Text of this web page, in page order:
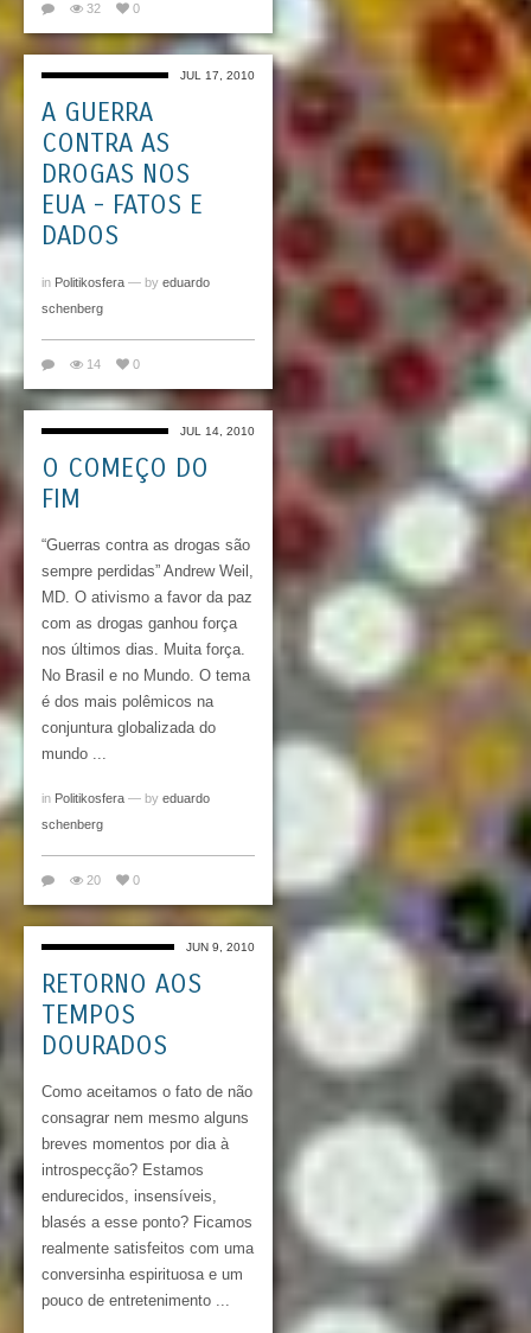
32 0
JUL 17, 2010
A GUERRA
CONTRA AS
DROGAS NOS
EUA - FATOS E
DADOS
in Politikosfera — by eduardo
schenberg
14 0
JUL 14, 2010
O COMEÇO DO
FIM
“Guerras contra as drogas são
sempre perdidas” Andrew Weil,
MD. O ativismo a favor da paz
com as drogas ganhou força
nos últimos dias. Muita força.
No Brasil e no Mundo. O tema
é dos mais polêmicos na
conjuntura globalizada do
mundo ...
in Politikosfera — by eduardo
schenberg
20 0
JUN 9, 2010
RETORNO AOS
TEMPOS
DOURADOS
Como aceitamos o fato de não
consagrar nem mesmo alguns
breves momentos por dia à
introspecção? Estamos
endurecidos, insensíveis,
blasés a esse ponto? Ficamos
realmente satisfeitos com uma
conversinha espirituosa e um
pouco de entretenimento ...